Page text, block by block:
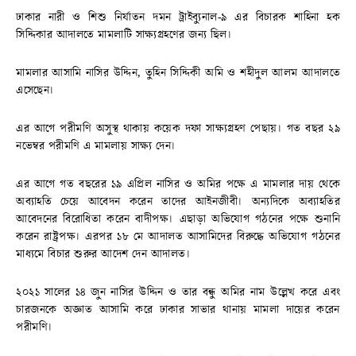
ঢাকার নারী ও শিশু নির্যাতন দমন ট্রাইব্যুনাল-৯ এর বিচারক শাহিনা হক
সিদ্দিকার আদালতে মামলাটি সাক্ষ্যগ্রহণের জন্য ছিল।
মামলার আসামি নাসির উদ্দিন, তুহিন সিদ্দিকী অমি ও শহীদুল আলম আদালতে
এসেছেন।
এর আগে পরীমণি অসুস্থ থাকায় কয়েক দফা সাক্ষ্যগ্রহণ পেছায়। গত বছর ২৯
নভেম্বর পরীমণি এ মামলায় সাক্ষ্য দেন।
এর আগে গত বছরের ১৯ এপ্রিল নাসির ও অমির পক্ষে এ মামলার দায় থেকে
অব্যাহতি চেয়ে আবেদন করেন তাদের আইনজীবী। অন্যদিকে অব্যাহতির
আবেদনের বিরোধিতা করেন বাদীপক্ষ। এছাড়া অভিযোগ গঠনের পক্ষে শুনানি
করেন রাষ্ট্রপক্ষ। এরপর ১৮ মে আদালত আসামিদের বিরুদ্ধে অভিযোগ গঠনের
মাধ্যমে বিচার শুরুর আদেশ দেন আদালত।
২০২১ সালের ১৪ জুন নাসির উদ্দিন ও তার বন্ধু অমির নাম উল্লেখ করে এবং
চারজনকে অজ্ঞাত আসামি করে ঢাকার সাভার থানায় মামলা দায়ের করেন
পরীমণি।